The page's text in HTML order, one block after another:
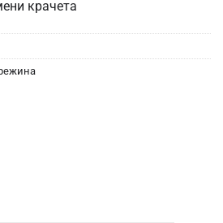
крачета